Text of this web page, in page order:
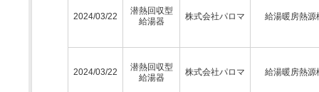
2024/03/22
潜熱回収型
給湯器
株式会社パロマ 給湯暖房熱源
2024/03/22
潜熱回収型
給湯器
株式会社パロマ 給湯暖房熱源